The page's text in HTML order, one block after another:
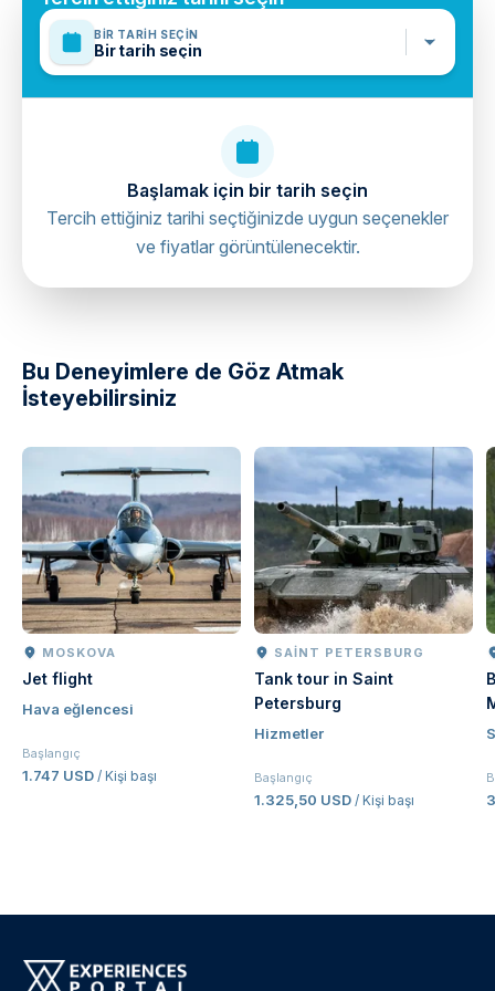
directions
BIR TARIH SEÇIN
Bir tarih seçin
Başlamak için bir tarih seçin
Tercih ettiğiniz tarihi seçtiğinizde uygun seçenekler
ve fiyatlar görüntülenecektir.
Bu Deneyimlere de Göz Atmak
İsteyebilirsiniz
MOSKOVA
Jet flight
Hava eğlencesi
Başlangıç
1.747 USD / Kişi başı
SAINT PETERSBURG
Tank tour in Saint
Petersburg
Hizmetler
Başlangıç
1.325,50 USD / Kişi başı